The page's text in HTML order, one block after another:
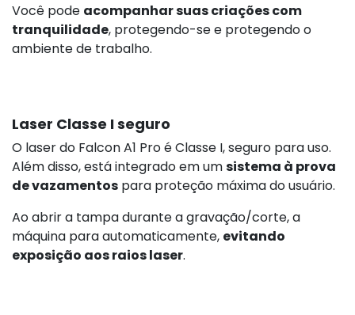
Você pode acompanhar suas criações com
tranquilidade, protegendo-se e protegendo o
ambiente de trabalho.
Laser Classe I seguro
O laser do Falcon A1 Pro é Classe I, seguro para uso.
Além disso, está integrado em umsistema à prova
de vazamentos para proteção máxima do usuário.
Ao abrir a tampa durante a gravação/corte, a
máquina para automaticamente, evitando
exposição aos raios laser.